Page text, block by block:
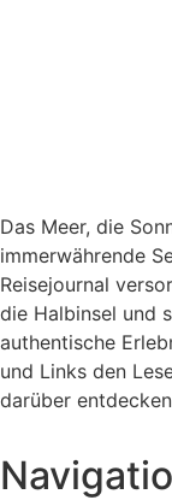
Das Meer, die
immerwährende
Reisejournal
die Halbinsel und
authentische
und Links den
darüber